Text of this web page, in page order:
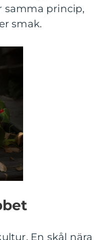
samma princip,
smak.
En skål nära